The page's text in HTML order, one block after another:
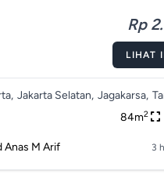
Rp
LIHAT
Jakarta Selatan, Jagakarsa,
84m2
Anas M Arif 3